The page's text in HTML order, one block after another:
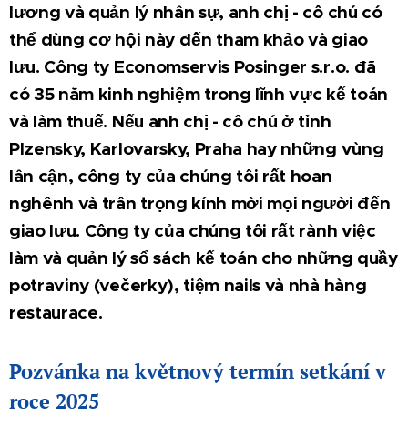
lương và quản lý nhân sự, anh chị - cô chú có
thể dùng cơ hội này đến tham khảo và giao
lưu. Công ty Economservis Posinger s.r.o. đã
có 35 năm kinh nghiệm trong lĩnh vực kế toán
và làm thuế. Nếu anh chị - cô chú ở tỉnh
Plzensky, Karlovarsky, Praha hay những vùng
lân cận, công ty của chúng tôi rất hoan
nghênh và trân trọng kính mời mọi người đến
giao lưu. Công ty của chúng tôi rất rành việc
làm và quản lý sổ sách kế toán cho những quầy
potraviny (večerky), tiệm nails và nhà hàng
restaurace.
Pozvánka na květnový termín setkání v
roce 2025